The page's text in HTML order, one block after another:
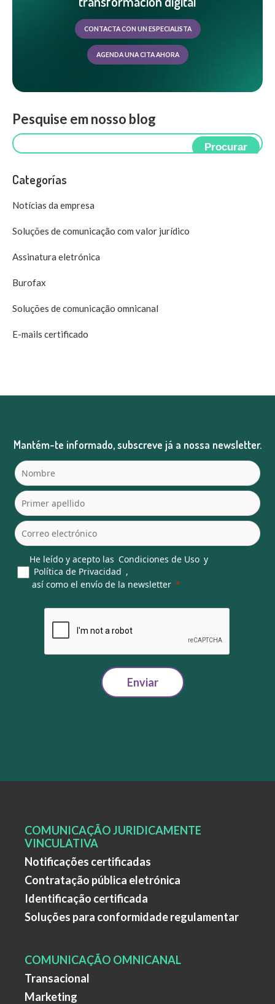
CONTACTA CON UN ESPECIALISTA
AGENDA UNA CITA AHORA
Pesquise em nosso blog
Procurar
Categorías
Notícias da empresa
Soluções de comunicação com valor jurídico
Assinatura eletrónica
Burofax
Soluções de comunicação omnicanal
E-mails certificado
Mantém-te informado, subscreve já a nossa newsletter.
He leído y acepto las Condiciones de Uso y
Política de Privacidad ,
así como el envío de la newsletter
Enviar
COMUNICAÇÃO JURIDICAMENTE
VINCULATIVA
Notificações certificadas
Contratação pública eletrónica
Identificação certificada
Soluções para conformidade regulamentar
COMUNICAÇÃO OMNICANAL
Transacional
Marketing